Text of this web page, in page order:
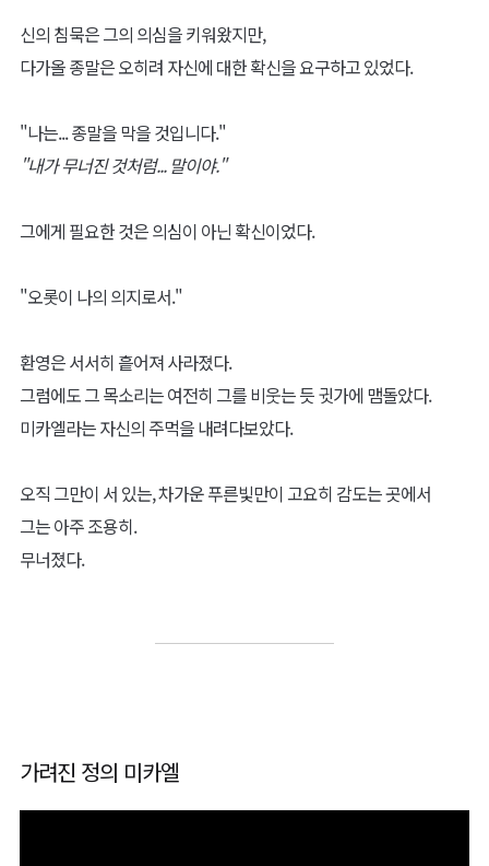
신의 침묵은 그의 의심을 키워왔지만,
다가올 종말은 오히려 자신에 대한 확신을 요구하고 있었다.
"나는... 종말을 막을 것입니다."
"내가 무너진 것처럼... 말이야."
그에게 필요한 것은 의심이 아닌 확신이었다.
"오롯이 나의 의지로서."
환영은 서서히 흩어져 사라졌다.
그럼에도 그 목소리는 여전히 그를 비웃는 듯 귓가에 맴돌았다.
미카엘라는 자신의 주먹을 내려다보았다.
오직 그만이 서 있는, 차가운 푸른빛만이 고요히 감도는 곳에서
그는 아주 조용히.
무너졌다.
가려진 정의 미카엘